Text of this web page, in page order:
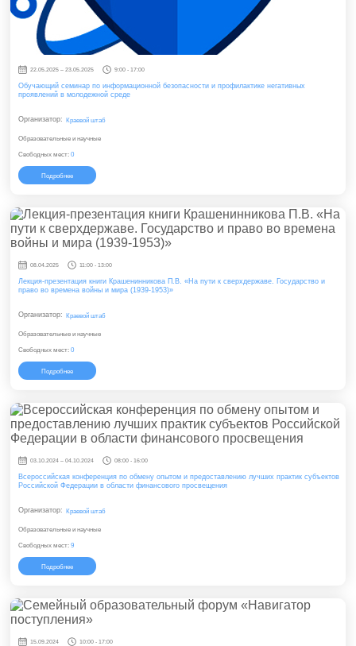
22.05.2025 – 23.05.2025 9:00 - 17:00
Обучающий семинар по информационной безопасности и профилактике негативных
проявлений в молодежной среде
Организатор: Краевой штаб
Образовательные и научные
Свободных мест: 0
Подробнее
08.04.2025 11:00 - 13:00
Лекция-презентация книги Крашенинникова П.В. «На пути к сверхдержаве. Государство и
право во времена войны и мира (1939-1953)»
Организатор: Краевой штаб
Образовательные и научные
Свободных мест: 0
Подробнее
03.10.2024 – 04.10.2024 08:00 - 16:00
Всероссийская конференция по обмену опытом и предоставлению лучших практик субъектов
Российской Федерации в области финансового просвещения
Организатор: Краевой штаб
Образовательные и научные
Свободных мест: 9
Подробнее
15.09.2024 10:00 - 17:00